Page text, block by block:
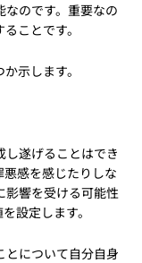
のです。重要なの
ことです。
示します。
遂げることはでき
感を感じたりしな
影響を受ける可能性
設定します。
について自分自身